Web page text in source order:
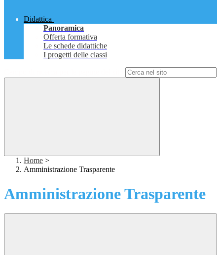
Didattica
Panoramica
Offerta formativa
Le schede didattiche
I progetti delle classi
Home >
Amministrazione Trasparente
Amministrazione Trasparente